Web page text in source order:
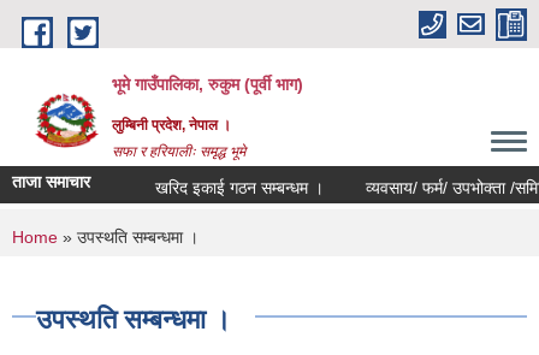
Skip to main content
भूमे गाउँपालिका, रुकुम (पूर्वी भाग)
लुम्बिनी प्रदेश, नेपाल ।
सफा र हरियालीः समृद्ध भूमे
ताजा समाचार खरिद इकाई गठन सम्बन्धम । व्यवसाय/ फर्म/ उपभोक्ता /समिति/
You are here
Home » उपस्थति सम्बन्धमा ।
उपस्थति सम्बन्धमा ।